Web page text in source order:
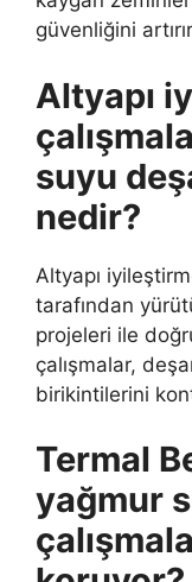
güvenliğini
Altyapı
suyu
nedir?
Altyapı
tarafından
projeleri ile
çalışmalar,
birikintilerini
Termal
yağmur